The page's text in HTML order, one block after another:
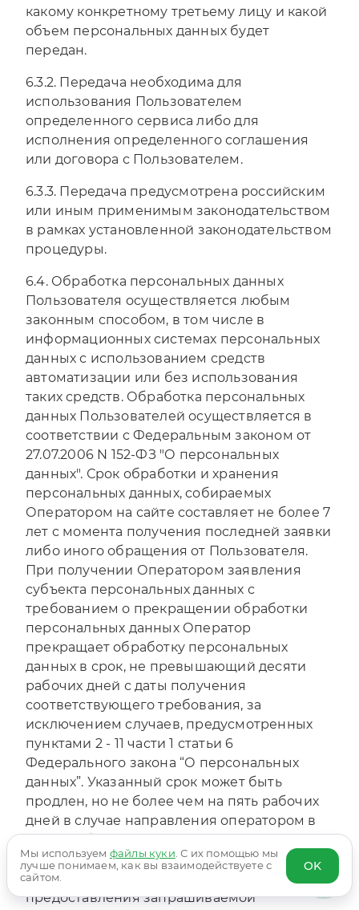
какому конкретному третьему лицу и какой
объем персональных данных будет
передан.
6.3.2. Передача необходима для
использования Пользователем
определенного сервиса либо для
исполнения определенного соглашения
или договора с Пользователем.
6.3.3. Передача предусмотрена российским
или иным применимым законодательством
в рамках установленной законодательством
процедуры.
6.4. Обработка персональных данных
Пользователя осуществляется любым
законным способом, в том числе в
информационных системах персональных
данных с использованием средств
автоматизации или без использования
таких средств. Обработка персональных
данных Пользователей осуществляется в
соответствии с Федеральным законом от
27.07.2006 N 152-ФЗ "О персональных
данных". Срок обработки и хранения
персональных данных, собираемых
Оператором на сайте составляет не более 7
лет с момента получения последней заявки
либо иного обращения от Пользователя.
При получении Оператором заявления
субъекта персональных данных с
требованием о прекращении обработки
персональных данных Оператор
прекращает обработку персональных
данных в срок, не превышающий десяти
рабочих дней с даты получения
соответствующего требования, за
исключением случаев, предусмотренных
пунктами 2 - 11 части 1 статьи 6
Федерального закона “О персональных
данных”. Указанный срок может быть
продлен, но не более чем на пять рабочих
дней в случае направления оператором в
адрес субъекта персональных данных
мотивированного уведомления с
указанием причин продления срока
предоставления запрашиваемой
Мы используем файлы куки . С их помощью мы
лучше понимаем, как вы взаимодействуете с
сайтом.
OK